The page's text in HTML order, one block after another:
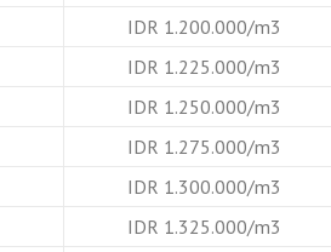
IDR 1.200.000/m3
IDR 1.225.000/m3
IDR 1.250.000/m3
IDR 1.275.000/m3
IDR 1.300.000/m3
IDR 1.325.000/m3